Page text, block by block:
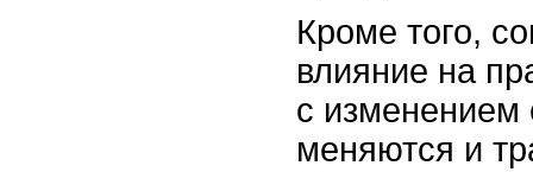
Кроме того,
влияние на
с изменением
меняются и